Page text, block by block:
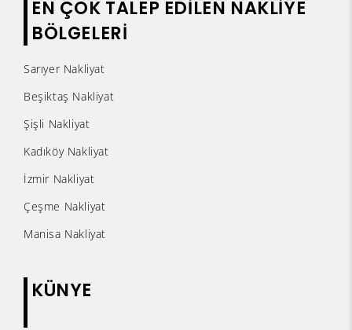
EN ÇOK TALEP EDİLEN NAKLİYE
BÖLGELERİ
Sarıyer Nakliyat
Beşiktaş Nakliyat
Şişli Nakliyat
Kadıköy Nakliyat
İzmir Nakliyat
Çeşme Nakliyat
Manisa Nakliyat
KÜNYE